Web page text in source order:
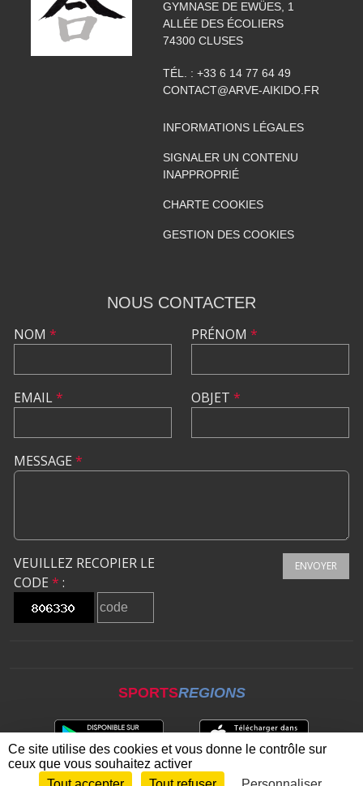
GYMNASE DE EWÜES, 1
ALLÉE DES ÉCOLIERS
74300 CLUSES
TÉL. : +33 6 14 77 64 49
CONTACT@ARVE-AIKIDO.FR
INFORMATIONS LÉGALES
SIGNALER UN CONTENU
INAPPROPRIÉ
CHARTE COOKIES
GESTION DES COOKIES
NOUS CONTACTER
NOM *
EMAIL*
PRÉNOM *
OBJET *
MESSAGE *
VEUILLEZ RECOPIER LE
CODE * :
ENVOYER
SPORTSREGIONS
Ce site utilise des cookies et vous donne le contrôle sur
ceux que vous souhaitez activer